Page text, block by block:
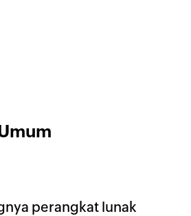
perangkat lunak